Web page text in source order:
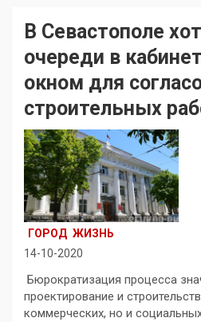
В Севастополе
очереди в
окном для
строительных
ГОРОД ЖИЗНЬ
14-10-2020
Бюрократизация процесса
проектирование и
коммерческих, но и